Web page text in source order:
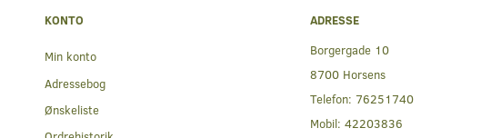
KONTO
Min konto
Adressebog
Ønskeliste
ADRESSE
Borgergade 10
8700 Horsens
Telefon: 76251740
Mobil: 42203836